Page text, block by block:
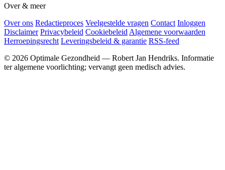
Over & meer
Over ons Redactieproces Veelgestelde vragen Contact Inloggen
Disclaimer Privacybeleid Cookiebeleid Algemene voorwaarden
Herroepingsrecht Leveringsbeleid & garantie RSS-feed
© 2026 Optimale Gezondheid — Robert Jan Hendriks. Informatie
ter algemene voorlichting; vervangt geen medisch advies.